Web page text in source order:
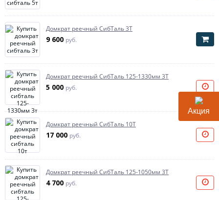
Домкрат реечный СибТаль 3Т
9 600 руб.
Домкрат реечный СибТаль 125-1330мм 3Т
5 000 руб.
Домкрат реечный СибТаль 10Т
17 000 руб.
Домкрат реечный СибТаль 125-1050мм 3Т
4 700 руб.
Акция